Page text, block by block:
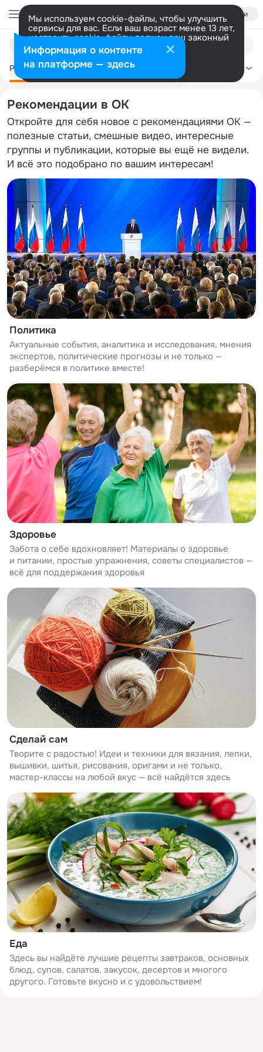
Войти
Мы используем cookie-файлы, чтобы улучшить
сервисы для вас. Если ваш возраст менее 13 лет,
настроить cookie-файлы должен ваш законный
представитель. Больше информации
Разрешить все Настроить
темам
Рекомендации Политика Здоровье Сделай сам
Рекомендации в ОК
Откройте для себя новое с рекомендациями ОК —
полезные статьи, смешные видео, интересные
группы и публикации, которые вы ещё не видели.
И всё это подобрано по вашим интересам!
Политика
Актуальные события, аналитика и исследования, мнения
экспертов, политические прогнозы и не только —
разберёмся в политике вместе!
Здоровье
Забота о себе вдохновляет! Материалы о здоровье
и питании, простые упражнения, советы специалистов —
всё для поддержания здоровья
Сделай сам
Творите с радостью! Идеи и техники для вязания, лепки,
вышивки, шитья, рисования, оригами и не только,
мастер-классы на любой вкус — всё найдётся здесь
Еда
Здесь вы найдёте лучшие рецепты завтраков, основных
блюд, супов, салатов, закусок, десертов и многого
другого. Готовьте вкусно и с удовольствием!
Информация о контенте
на платформе — здесь